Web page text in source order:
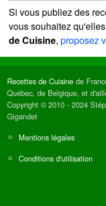
Si vous publiez des
vous souhaitez
de Cuisine, proposez
Recettes de Cuisine de
Québec, de Belgique, et
Copyright © 2010 - 2024
Gigandet
Mentions légales
Conditions d'utilisation